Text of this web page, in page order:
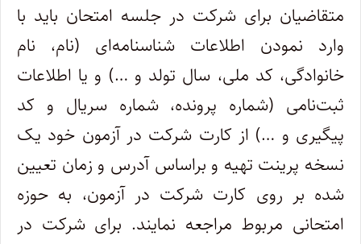
متقاضیان‌ برای شرکت در جلسه امتحان باید با
وارد نمودن اطلاعات شناسنامه‌ای (نام، نام
خانوادگی، کد ملی، سال تولد و …) و یا اطلاعات
ثبت‌نامی (شماره پرونده، شماره سریال و کد
پیگیری و …) از کارت شرکت در آزمون خود یک
نسخه پرینت تهیه و براساس آدرس و زمان تعیین
شده بر روی کارت شرکت در آزمون، به حوزه
امتحانی مربوط مراجعه نمایند. برای شرکت در